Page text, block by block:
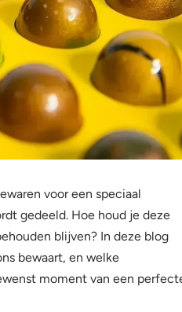
voor een speciaal
gedeeld. Hoe houd je deze
blijven? In deze blog
bewaart, en welke
moment van een